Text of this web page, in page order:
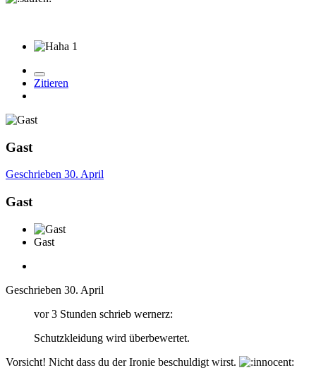
1
Zitieren
Gast
Geschrieben 30. April
Gast
Gast
Geschrieben 30. April
vor 3 Stunden schrieb wernerz:
Schutzkleidung wird überbewertet.
Vorsicht! Nicht dass du der Ironie beschuldigt wirst.